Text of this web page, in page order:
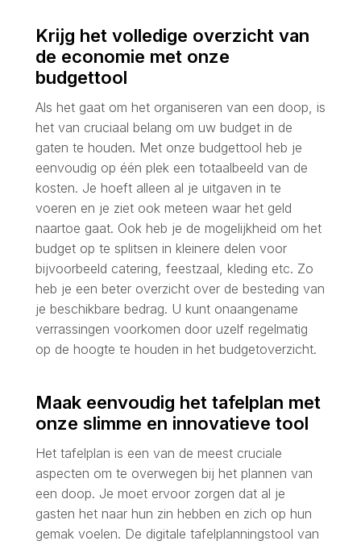
Krijg het volledige overzicht van
de economie met onze
budgettool
Als het gaat om het organiseren van een doop, is
het van cruciaal belang om uw budget in de
gaten te houden. Met onze budgettool heb je
eenvoudig op één plek een totaalbeeld van de
kosten. Je hoeft alleen al je uitgaven in te
voeren en je ziet ook meteen waar het geld
naartoe gaat. Ook heb je de mogelijkheid om het
budget op te splitsen in kleinere delen voor
bijvoorbeeld catering, feestzaal, kleding etc. Zo
heb je een beter overzicht over de besteding van
je beschikbare bedrag. U kunt onaangename
verrassingen voorkomen door uzelf regelmatig
op de hoogte te houden in het budgetoverzicht.
Maak eenvoudig het tafelplan met
onze slimme en innovatieve tool
Het tafelplan is een van de meest cruciale
aspecten om te overwegen bij het plannen van
een doop. Je moet ervoor zorgen dat al je
gasten het naar hun zin hebben en zich op hun
gemak voelen. De digitale tafelplanningstool van